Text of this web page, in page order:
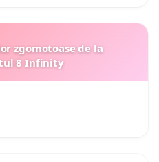
zgomotoase de la
8 Infinity